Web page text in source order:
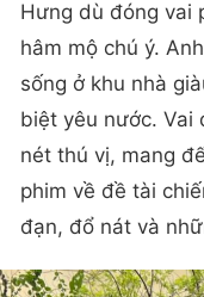
Hưng dù đóng vai
hâm mộ chú ý.
sống ở khu nhà
biệt yêu nước. Vai
nét thú vị, mang
phim về đề tài
đạn, đổ nát và